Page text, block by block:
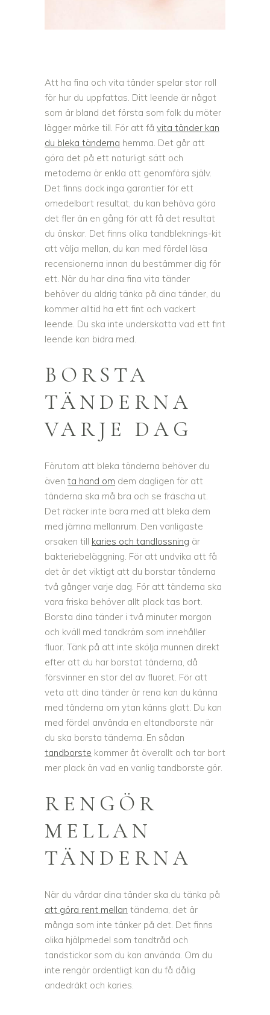
Att ha fina och vita tänder spelar stor roll
för hur du uppfattas. Ditt leende är något
som är bland det första som folk du möter
lägger märke till. För att få vita tänder kan
du bleka tänderna hemma. Det går att
göra det på ett naturligt sätt och
metoderna är enkla att genomföra själv.
Det finns dock inga garantier för ett
omedelbart resultat, du kan behöva göra
det fler än en gång för att få det resultat
du önskar. Det finns olika tandbleknings-kit
att välja mellan, du kan med fördel läsa
recensionerna innan du bestämmer dig för
ett. När du har dina fina vita tänder
behöver du aldrig tänka på dina tänder, du
kommer alltid ha ett fint och vackert
leende. Du ska inte underskatta vad ett fint
leende kan bidra med.
BORSTA
TÄNDERNA
VARJE DAG
Förutom att bleka tänderna behöver du
även ta hand om dem dagligen för att
tänderna ska må bra och se fräscha ut.
Det räcker inte bara med att bleka dem
med jämna mellanrum. Den vanligaste
orsaken till karies och tandlossning är
bakteriebeläggning. För att undvika att få
det är det viktigt att du borstar tänderna
två gånger varje dag. För att tänderna ska
vara friska behöver allt plack tas bort.
Borsta dina tänder i två minuter morgon
och kväll med tandkräm som innehåller
fluor. Tänk på att inte skölja munnen direkt
efter att du har borstat tänderna, då
försvinner en stor del av fluoret. För att
veta att dina tänder är rena kan du känna
med tänderna om ytan känns glatt. Du kan
med fördel använda en eltandborste när
du ska borsta tänderna. En sådan
tandborste kommer åt överallt och tar bort
mer plack än vad en vanlig tandborste gör.
RENGÖR
MELLAN
TÄNDERNA
När du vårdar dina tänder ska du tänka på
att göra rent mellan tänderna, det är
många som inte tänker på det. Det finns
olika hjälpmedel som tandtråd och
tandstickor som du kan använda. Om du
inte rengör ordentligt kan du få dålig
andedräkt och karies.